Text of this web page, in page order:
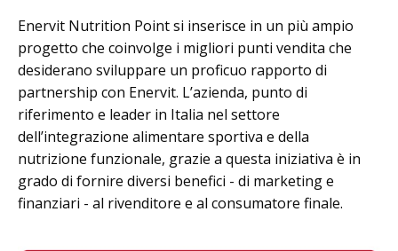
Enervit Nutrition Point si inserisce in un più ampio
progetto che coinvolge i migliori punti vendita che
desiderano sviluppare un proficuo rapporto di
partnership con Enervit. L’azienda, punto di
riferimento e leader in Italia nel settore
dell’integrazione alimentare sportiva e della
nutrizione funzionale, grazie a questa iniziativa è in
grado di fornire diversi benefici - di marketing e
finanziari - al rivenditore e al consumatore finale.